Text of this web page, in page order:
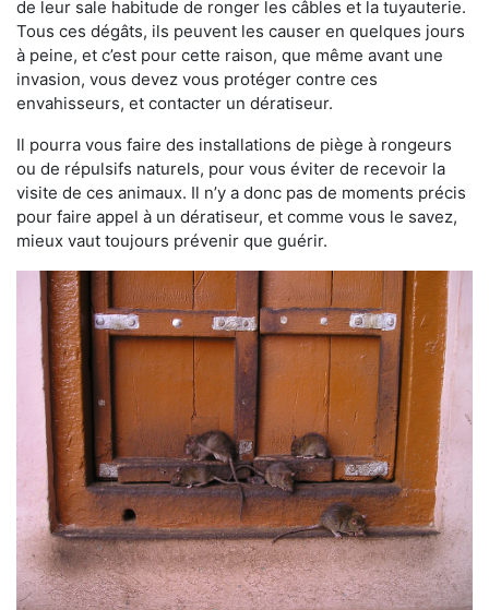
de leur sale habitude de ronger les câbles et la tuyauterie.
Tous ces dégâts, ils peuvent les causer en quelques jours
à peine, et c’est pour cette raison, que même avant une
invasion, vous devez vous protéger contre ces
envahisseurs, et contacter un dératiseur.
Il pourra vous faire des installations de piège à rongeurs
ou de répulsifs naturels, pour vous éviter de recevoir la
visite de ces animaux. Il n’y a donc pas de moments précis
pour faire appel à un dératiseur, et comme vous le savez,
mieux vaut toujours prévenir que guérir.